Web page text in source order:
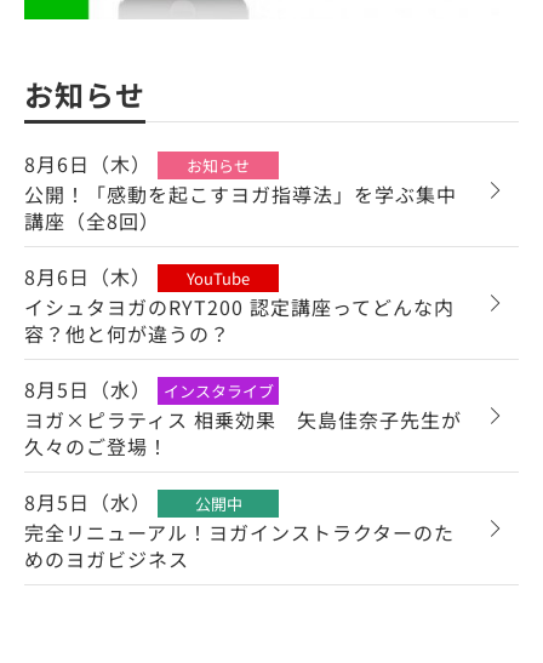
お知らせ
8月6日（木） お知らせ
公開！「感動を起こすヨガ指導法」を学ぶ集中
講座（全8回）
8月6日（木）
YouTube
イシュタヨガのRYT200 認定講座ってどんな内
容？他と何が違うの？
8月5日（水）
インスタライブ
ヨガ×ピラティス 相乗効果 矢島佳奈子先生が
久々のご登場！
8月5日（水）
公開中
完全リニューアル！ヨガインストラクターのた
めのヨガビジネス